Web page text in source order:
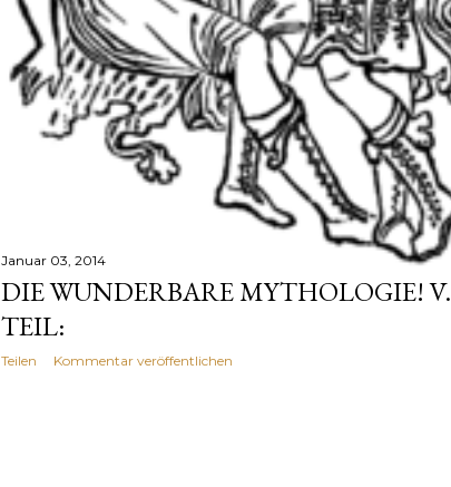
Januar 03, 2014
DIE WUNDERBARE MYTHOLOGIE! V.
TEIL:
Teilen Kommentar veröffentlichen